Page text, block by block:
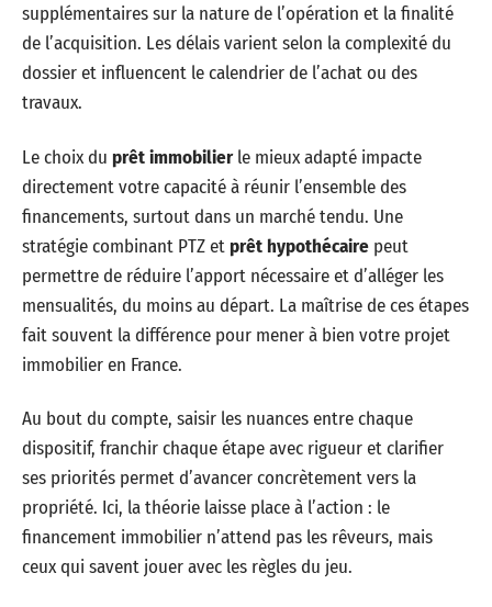
supplémentaires sur la nature de l’opération et la finalité
de l’acquisition. Les délais varient selon la complexité du
dossier et influencent le calendrier de l’achat ou des
travaux.
Le choix du prêt immobilierle mieux adapté impacte
directement votre capacité à réunir l’ensemble des
financements, surtout dans un marché tendu. Une
stratégie combinant PTZ etprêt hypothécaire peut
permettre de réduire l’apport nécessaire et d’alléger les
mensualités, du moins au départ. La maîtrise de ces étapes
fait souvent la différence pour mener à bien votre projet
immobilier en France.
Au bout du compte, saisir les nuances entre chaque
dispositif, franchir chaque étape avec rigueur et clarifier
ses priorités permet d’avancer concrètement vers la
propriété. Ici, la théorie laisse place à l’action : le
financement immobilier n’attend pas les rêveurs, mais
ceux qui savent jouer avec les règles du jeu.